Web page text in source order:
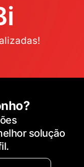
solução